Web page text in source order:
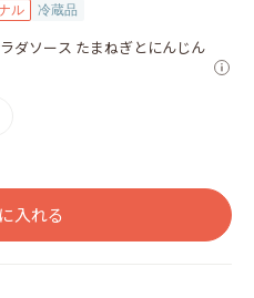
ル 冷蔵品
ダソース たまねぎとにんじん
入れる